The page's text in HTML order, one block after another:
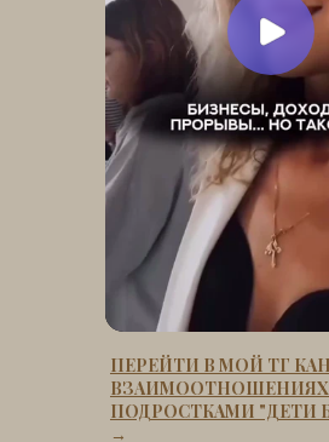
ПЕРЕЙТИ В МОЙ ТГ
ВЗАИМООТНОШЕНИЯХ
ПОДРОСТКАМИ "ДЕТИ
→